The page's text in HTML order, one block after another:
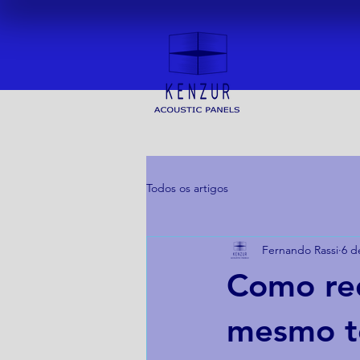
Todos os artigos
Como
mesmo
Fernando Rassi 6